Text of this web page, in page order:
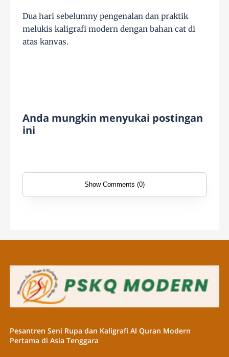
Duahari sebelumny pengenalan dan praktik
melukis kaligrafi modern dengan bahan cat di
atas kanvas.
Anda mungkin menyukai postingan
ini
Show Comments (0)
Pesantren Seni Rupa dan Kaligrafi Al Quran Modern
Pertama di Asia Tenggara